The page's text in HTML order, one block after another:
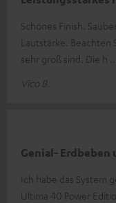
Schönes Finish.
Lautstärke.
sehr groß sind. Die h
Vico B.
Genial- Erdbeben
Ich habe das System
Ultima 40 Power